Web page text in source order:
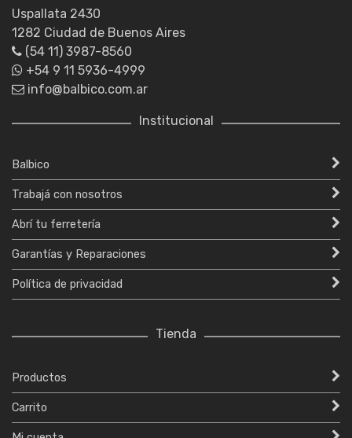
Uspallata 2430
1282 Ciudad de Buenos Aires
(54 11) 3987-8560
+54 9 11 5936-4999
info@balbico.com.ar
Institucional
Balbico
Trabajá con nosotros
Abrí tu ferretería
Garantías y Reparaciones
Política de privacidad
Tienda
Productos
Carrito